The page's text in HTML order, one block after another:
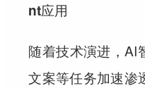
nt应用
随着技术演进，AI
文案等任务加速渗